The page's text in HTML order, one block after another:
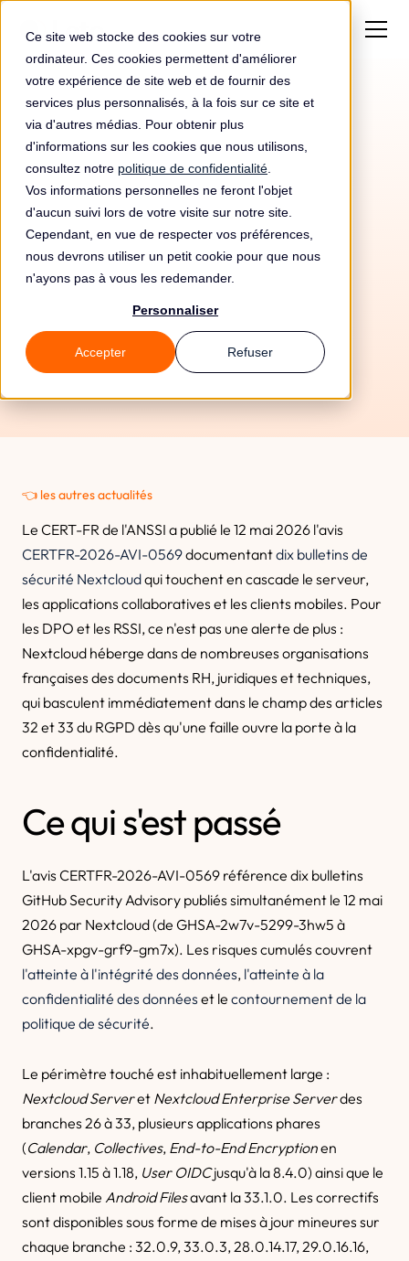
Ce site web stocke des cookies sur votre
ordinateur. Ces cookies permettent d'améliorer
votre expérience de site web et de fournir des
services plus personnalisés, à la fois sur ce site et
via d'autres médias. Pour obtenir plus
d'informations sur les cookies que nous utilisons,
consultez notre politique de confidentialité
Vos informations personnelles ne feront l'objet
d'aucun suivi lors de votre visite sur notre site.
Cependant, en vue de respecter vos préférences,
nous devrons utiliser un petit cookie pour que nous
n'ayons pas à vous les redemander.
Personnaliser
Accepter Refuser
14/5/26
👈 les autres actualités
Le CERT-FR de l'ANSSI a publié le 12 mai 2026 l'avis
CERTFR-2026-AVI-0569documentantdix bulletins de
sécurité Nextcloudqui touchent en cascade le serveur,
les applications collaboratives et les clients mobiles. Pour
les DPO et les RSSI, ce n'est pas une alerte de plus :
Nextcloud héberge dans de nombreuses organisations
françaises des documents RH, juridiques et techniques,
qui basculent immédiatement dans le champ des articles
32 et 33 du RGPD dès qu'une faille ouvre la porte à la
confidentialité.
Ce qui s'est passé
L'avis CERTFR-2026-AVI-0569 référence dix bulletins
GitHub Security Advisory publiés simultanément le 12 mai
2026 par Nextcloud (de GHSA-2w7v-5299-3hw5 à
GHSA-xpgv-grf9-gm7x). Les risques cumulés couvrent
l'atteinte à l'intégrité des données, l'atteinte à la
confidentialité des données et le contournement de la
politique de sécurité.
Le périmètre touché est inhabituellement large :
Nextcloud Serveret Nextcloud Enterprise Serverdes
branches 26 à 33, plusieurs applications phares
(Calendar, Collectives, End-to-End Encryptionen
versions 1.15 à 1.18, User OIDCjusqu'à la 8.4.0) ainsi que le
client mobile Android Filesavant la 33.1.0. Les correctifs
sont disponibles sous forme de mises à jour mineures sur
chaque branche : 32.0.9, 33.0.3, 28.0.14.17, 29.0.16.16,